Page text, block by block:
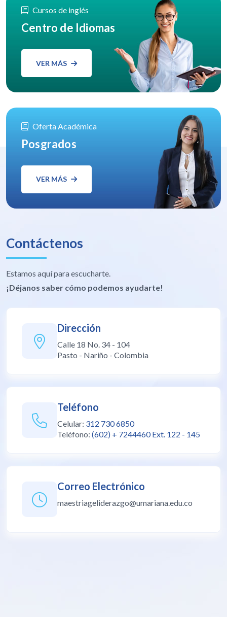
Cursos de inglés
Centro de Idiomas
VER MÁS
Oferta Académica
Posgrados
VER MÁS
Contáctenos
Estamos aquí para escucharte.
¡Déjanos saber cómo podemos ayudarte!
Dirección
Calle 18 No. 34 - 104
Pasto - Nariño - Colombia
Teléfono
Celular: 312 730 6850
Teléfono: (602) + 7244460 Ext. 122 - 145
Correo Electrónico
maestriageliderazgo@umariana.edu.co